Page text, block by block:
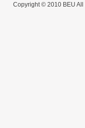
Copyright © 2010 BEU All